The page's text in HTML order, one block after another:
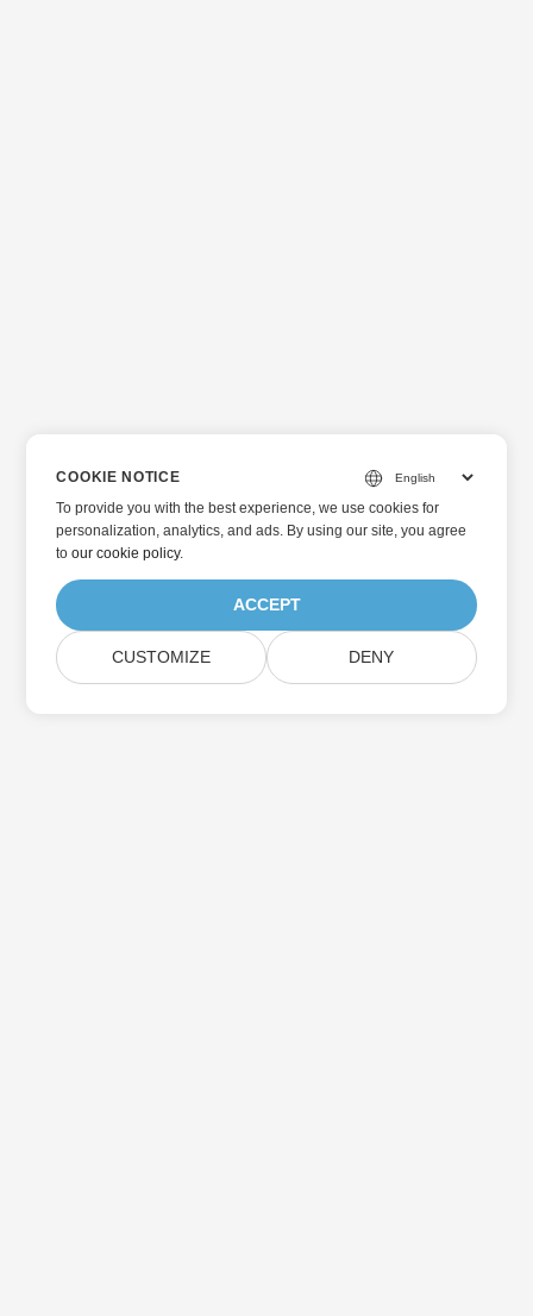
COOKIE NOTICE
To provide you with the best experience, we use cookies for
personalization, analytics, and ads. By using our site, you agree
toour cookie policy.
ACCEPT
CUSTOMIZE DENY